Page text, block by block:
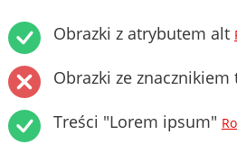
Obrazki z atrybutem alt
Obrazki ze znacznikiem
Treści "Lorem ipsum"